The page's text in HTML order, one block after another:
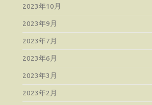
2023年10月
2023年9月
2023年7月
2023年6月
2023年3月
2023年2月